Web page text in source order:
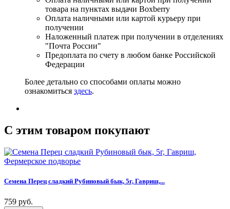
товара на пунктах выдачи Boxberry
Оплата наличными или картой курьеру при
получении
Наложенный платеж при получении в отделениях
"Почта России"
Предоплата по счету в любом банке Российской
Федерации
Более детально со способами оплаты можно
ознакомиться здесь.
C этим товаром покупают
Семена Перец сладкий Рубиновый бык, 5г, Гавриш,...
759 руб.